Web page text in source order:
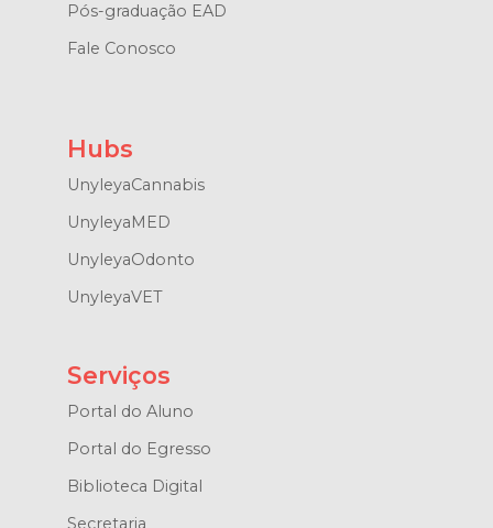
Pós-graduação EAD
Fale Conosco
Hubs
UnyleyaCannabis
UnyleyaMED
UnyleyaOdonto
UnyleyaVET
Serviços
Portal do Aluno
Portal do Egresso
Biblioteca Digital